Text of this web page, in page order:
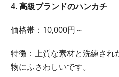
4. 高級ブランドのハンカチ
価格帯：10,000円～
特徴：上質な素材と洗練され
物にふさわしいです。